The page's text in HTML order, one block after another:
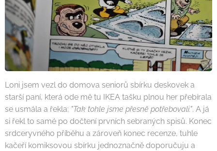
Loni jsem vezl do domova seniorů sbírku deskovek a
starší paní, která ode mě tu IKEA tašku plnou her přebírala
se usmála a řekla: "Tak tohle jsme přesně potřebovali.". A já
si řekl to samé po dočtení prvních sebraných spisů. Konec
srdceryvného příběhu a zároveň konec recenze, tuhle
kačeří komiksovou sbírku jednoznačně doporučuju a